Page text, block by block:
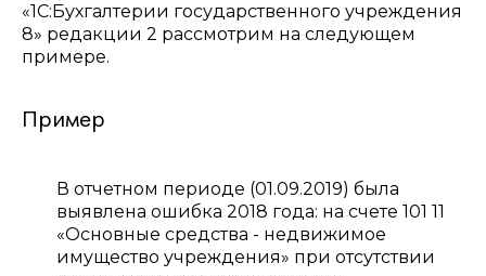
«1С:Бухгалтерии государственного учреждения
8» редакции 2 рассмотрим на следующем
примере.
Пример
В отчетном периоде (01.09.2019) была
выявлена ошибка 2018 года: на счете 101 11
«Основные средства - недвижимое
имущество учреждения» при отсутствии